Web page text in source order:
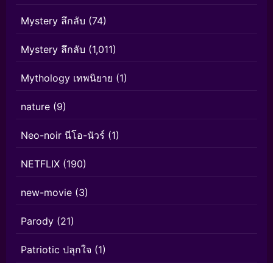
Mystery ลึกลับ (74)
Mystery ลึกลับ (1,011)
Mythology เทพนิยาย (1)
nature (9)
Neo-noir นีโอ-นัวร์ (1)
NETFLIX (190)
new-movie (3)
Parody (21)
Patriotic ปลุกใจ (1)